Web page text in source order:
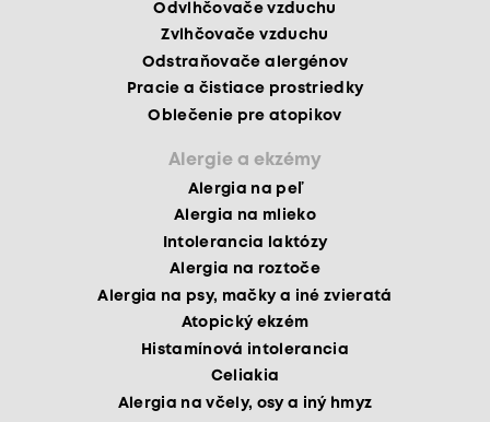
Odvlhčovače vzduchu
Zvlhčovače vzduchu
Odstraňovače alergénov
Pracie a čistiace prostriedky
Oblečenie pre atopikov
Alergie a ekzémy
Alergia na peľ
Alergia na mlieko
Intolerancia laktózy
Alergia na roztoče
Alergia na psy, mačky a iné zvieratá
Atopický ekzém
Histamínová intolerancia
Celiakia
Alergia na včely, osy a iný hmyz